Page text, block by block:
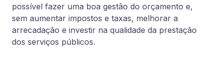
possível fazer uma boa gestão do orçamento e,
sem aumentar impostos e taxas, melhorar a
arrecadação e investir na qualidade da prestação
dos serviços públicos.